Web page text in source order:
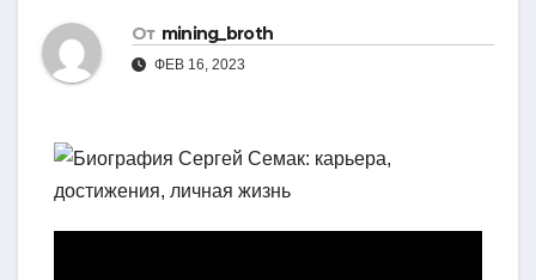
От mining_broth
ФЕВ 16, 2023